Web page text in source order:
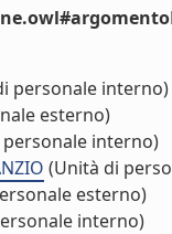
personale interno)
esterno)
interno)
(Unità di
esterno)
interno)